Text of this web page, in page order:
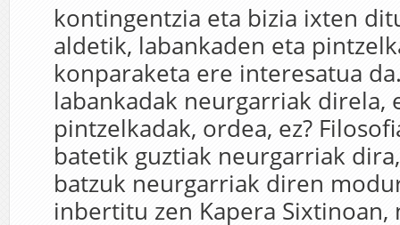
kontingentzia eta bizia ixten
aldetik, labankaden eta
konparaketa ere interesatua
labankadak neurgarriak direla,
pintzelkadak, ordea, ez?
batetik guztiak neurgarriak
batzuk neurgarriak diren
inbertitu zen Kapera